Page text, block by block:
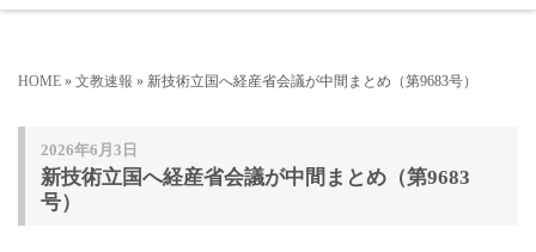
HOME » 文教速報 » 新技術立国へ経産省会議が中間まとめ（第9683号）
2026年6月3日
新技術立国へ経産省会議が中間まとめ（第9683
号）